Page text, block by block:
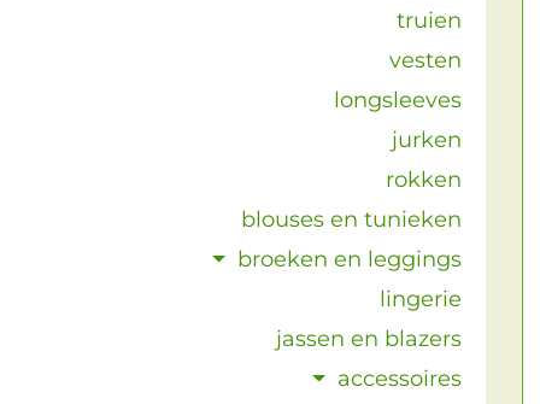
truien
vesten
longsleeves
jurken
rokken
blouses en tunieken
broeken en leggings
lingerie
jassen en blazers
accessoires